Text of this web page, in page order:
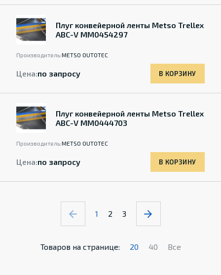
Плуг конвейерной ленты Metso Trellex
ABC-V ММ0454297
Производитель:METSO OUTOTEC
Цена:по запросу В КОРЗИНУ
Плуг конвейерной ленты Metso Trellex
ABC-V ММ0444703
Производитель:METSO OUTOTEC
Цена:по запросу В КОРЗИНУ
1 2 3
Товаров на странице: 20 40 Все